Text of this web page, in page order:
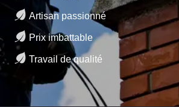
Artisan passionné
Prix imbattable
Travail de qualité